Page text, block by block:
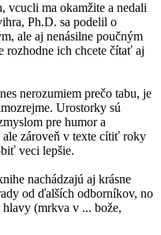
vcucli ma okamžite a nedali
Ph.D. sa podelil o
ale aj nenásilne poučným
rozhodne ich chcete čítať aj
nerozumiem prečo tabu, je
Urostorky sú
pre humor a
zároveň v texte cítiť roky
veci lepšie.
nachádzajú aj krásne
od ďalších odborníkov, no
hlavy (mrkva v ... bože,